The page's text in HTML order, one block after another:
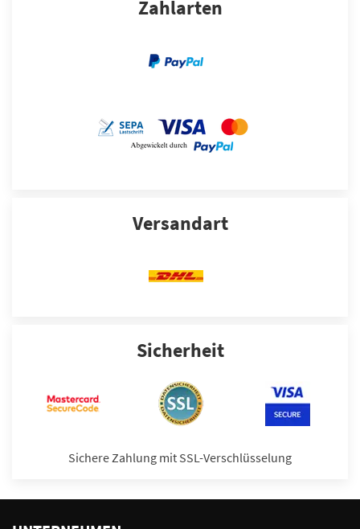
Zahlarten
Versandart
Sicherheit
Sichere Zahlung mit SSL-Verschlüsselung